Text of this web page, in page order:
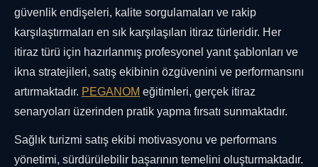
güvenlik endişeleri, kalite sorgulamaları ve rakip
karşılaştırmaları en sık karşılaşılan itiraz türleridir. Her
itiraz türü için hazırlanmış profesyonel yanıt şablonları ve
ikna stratejileri, satış ekibinin özgüvenini ve performansını
artırmaktadır. PEGANOM eğitimleri, gerçek itiraz
senaryoları üzerinden pratik yapma fırsatı sunmaktadır.
Sağlık turizmi satış ekibi motivasyonu ve performans
yönetimi, sürdürülebilir başarının temelini oluşturmaktadır.